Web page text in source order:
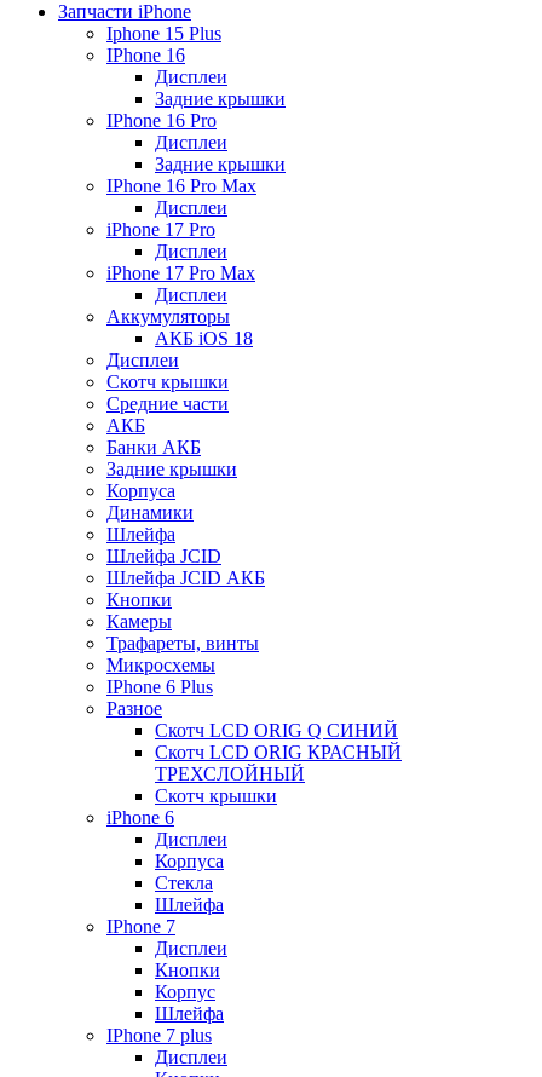
Запчасти iPhone
Iphone 15 Plus
IPhone 16
Дисплеи
Задние крышки
IPhone 16 Pro
Дисплеи
Задние крышки
IPhone 16 Pro Max
Дисплеи
iPhone 17 Pro
Дисплеи
iPhone 17 Pro Max
Дисплеи
Аккумуляторы
АКБ iOS 18
Дисплеи
Скотч крышки
Средние части
АКБ
Банки АКБ
Задние крышки
Корпуса
Динамики
Шлейфа
Шлейфа JCID
Шлейфа JCID АКБ
Кнопки
Камеры
Трафареты, винты
Микросхемы
IPhone 6 Plus
Разное
Скотч LCD ORIG Q СИНИЙ
Скотч LCD ORIG КРАСНЫЙ
ТРЕХСЛОЙНЫЙ
Скотч крышки
iPhone 6
Дисплеи
Корпуса
Стекла
Шлейфа
IPhone 7
Дисплеи
Кнопки
Корпус
Шлейфа
IPhone 7 plus
Дисплеи